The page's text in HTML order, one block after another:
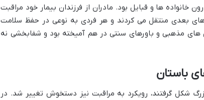
خانواده ها و قبایل بود. مادران از فرزندان بیمار خود مراقبت
بعدی منتقل می کردند و هر فردی به نوعی در حفظ سلامت
های مذهبی و باورهای سنتی در هم آمیخته بود و شفابخشی نه
باستان
شکل گرفتند، رویکرد به مراقبت نیز دستخوش تغییر شد. در